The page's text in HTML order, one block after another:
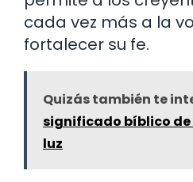
cada vez más a la
fortalecer su fe.
Quizás también te
significado bíblico de
luz